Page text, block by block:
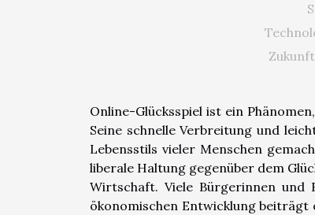
Online-Glücksspiel ist ein
Seine schnelle Verbreitung und
Lebensstils vieler Menschen
liberale Haltung gegenüber dem
Wirtschaft. Viele Bürgerinnen
ökonomischen Entwicklung beiträgt